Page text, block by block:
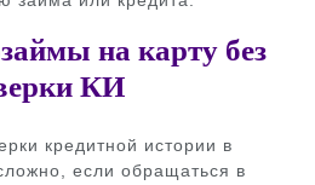
на карту без
КИ
кредитной истории в
если обращаться в